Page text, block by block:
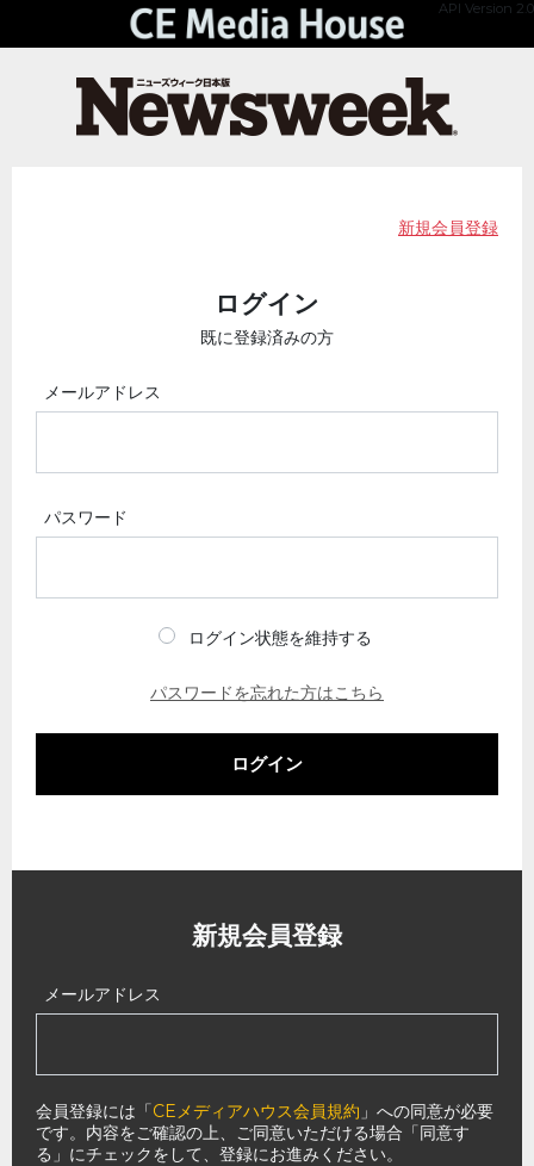
API Version 2.0
新規会員登録
ログイン
既に登録済みの方
メールアドレス
パスワード
ログイン状態を維持する
パスワードを忘れた方はこちら
ログイン
新規会員登録
メールアドレス
会員登録には「CEメディアハウス会員規約 」への同意が必要
です。内容をご確認の上、ご同意いただける場合「同意す
る」にチェックをして、登録にお進みください。